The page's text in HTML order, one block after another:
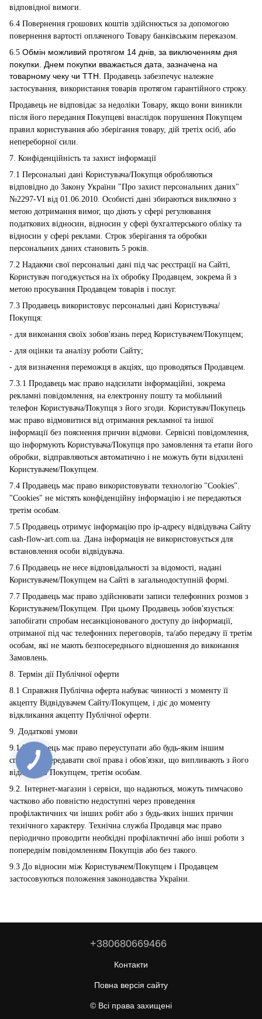
відповідної вимоги.
6.4 Повернення грошових коштів здійснюється за допомогою
повернення вартості оплаченого Товару банківським переказом.
6.5 Обмін можливий протягом 14 днів, за виключенням дня
покупки. Днем покупки вважається дата, зазначена на
товарному чеку чи ТТН. Продавець забезпечує належне
застосування, використання товарів протягом гарантійного строку.
Продавець не відповідає за недоліки Товару, якщо вони виникли
після його передання Покупцеві внаслідок порушення Покупцем
правил користування або зберігання товару, дій третіх осіб, або
непереборної сили.
7. Конфіденційність та захист інформації
7.1 Персональні дані Користувача/Покупця обробляються
відповідно до Закону України "Про захист персональних даних"
№2297-VI від 01.06.2010. Особисті дані збираються виключно з
метою дотримання вимог, що діють у сфері регулювання
податкових відносин, відносин у сфері бухгалтерського обліку та
відносин у сфері реклами. Строк зберігання та обробки
персональних даних становить 5 років.
7.2 Надаючи свої персональні дані під час реєстрації на Сайті,
Користувач погоджується на їх обробку Продавцем, зокрема й з
метою просування Продавцем товарів і послуг.
7.3 Продавець використовує персональні дані Користувача/
Покупця:
- для виконання своїх зобов'язань перед Користувачем/Покупцем;
- для оцінки та аналізу роботи Сайту;
- для визначення переможця в акціях, що проводяться Продавцем.
7.3.1 Продавець має право надсилати інформаційні, зокрема
рекламні повідомлення, на електронну пошту та мобільний
телефон Користувача/Покупця з його згоди. Користувач/Покупець
має право відмовитися від отримання рекламної та іншої
інформації без пояснення причин відмови. Сервісні повідомлення,
що інформують Користувача/Покупця про замовлення та етапи його
обробки, відправляються автоматично і не можуть бути відхилені
Користувачем/Покупцем.
7.4 Продавець має право використовувати технологію "Cookies".
"Cookies" не містять конфіденційну інформацію і не передаються
третім особам.
7.5 Продавець отримує інформацію про ip-адресу відвідувача Сайту
cash-flow-art.com.ua. Дана інформація не використовується для
встановлення особи відвідувача.
7.6 Продавець не несе відповідальності за відомості, надані
Користувачем/Покупцем на Сайті в загальнодоступній формі.
7.7 Продавець має право здійснювати записи телефонних розмов з
Користувачем/Покупцем. При цьому Продавець зобов'язується:
запобігати спробам несанкціонованого доступу до інформації,
отриманої під час телефонних переговорів, та/або передачу її третім
особам, які не мають безпосереднього відношення до виконання
Замовлень.
8. Термін дії Публічної оферти
8.1 Справжня Публічна оферта набуває чинності з моменту її
акцепту Відвідувачем Сайту/Покупцем, і діє до моменту
відкликання акцепту Публічної оферти.
9. Додаткові умови
9.1 Продавець має право переуступати або будь-яким іншим
способом передавати свої права і обов'язки, що випливають з його
відносин з Покупцем, третім особам.
9.2. Інтернет-магазин і сервіси, що надаються, можуть тимчасово
частково або повністю недоступні через проведення
профілактичних чи інших робіт або з будь-яких інших причин
технічного характеру. Технічна служба Продавця має право
періодично проводити необхідні профілактичні або інші роботи з
попереднім повідомленням Покупців або без такого.
9.3 До відносин між Користувачем/Покупцем і Продавцем
застосовуються положення законодавства України.
+380680669466
Контакти
Повна версія сайту
© Всі права захищені